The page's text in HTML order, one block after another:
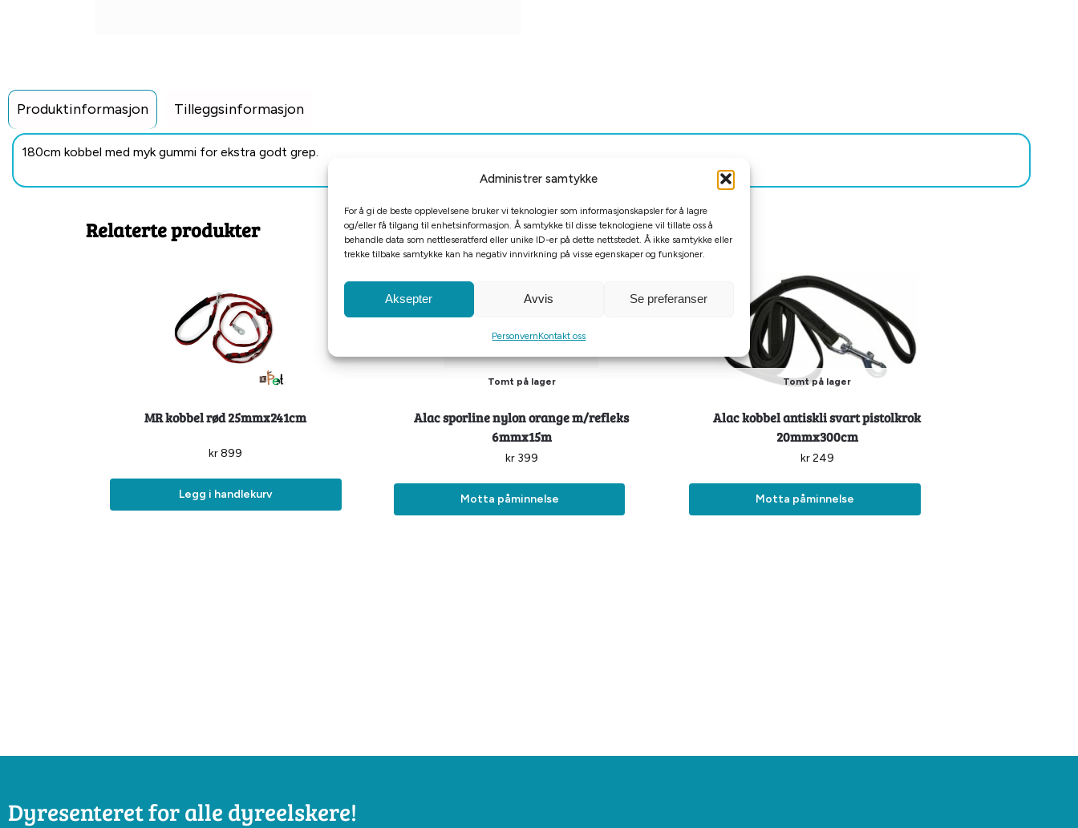
Administrer samtykke
For å gi de beste opplevelsene bruker vi teknologier som informasjonskapsler for å lagre
og/eller få tilgang til enhetsinformasjon. Å samtykke til disse teknologiene vil tillate oss å
behandle data som nettleseratferd eller unike ID-er på dette nettstedet. Å ikke samtykke eller
trekke tilbake samtykke kan ha negativ innvirkning på visse egenskaper og funksjoner.
Aksepter Avvis Se preferanser
PersonvernKontakt oss
Produktinformasjon Tilleggsinformasjon
180cm kobbel med myk gummi for ekstra godt grep.
Relaterte produkter
MR kobbel rød 25mmx241cm
kr899
Legg i handlekurv
Tomt på lager
Alac sporline nylon orange m/refleks
6mmx15m
kr399
Motta påminnelse
Tomt på lager
Alac kobbel antiskli svart pistolkrok
20mmx300cm
kr249
Motta påminnelse
Dyresenteret for alle dyreelskere!